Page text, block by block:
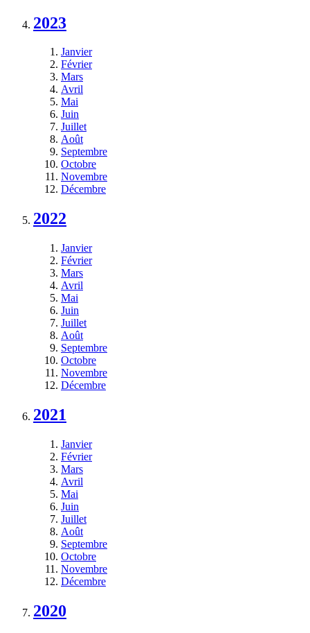
2023
Janvier
Février
Mars
Avril
Mai
Juin
Juillet
Août
Septembre
Octobre
Novembre
Décembre
2022
Janvier
Février
Mars
Avril
Mai
Juin
Juillet
Août
Septembre
Octobre
Novembre
Décembre
2021
Janvier
Février
Mars
Avril
Mai
Juin
Juillet
Août
Septembre
Octobre
Novembre
Décembre
2020